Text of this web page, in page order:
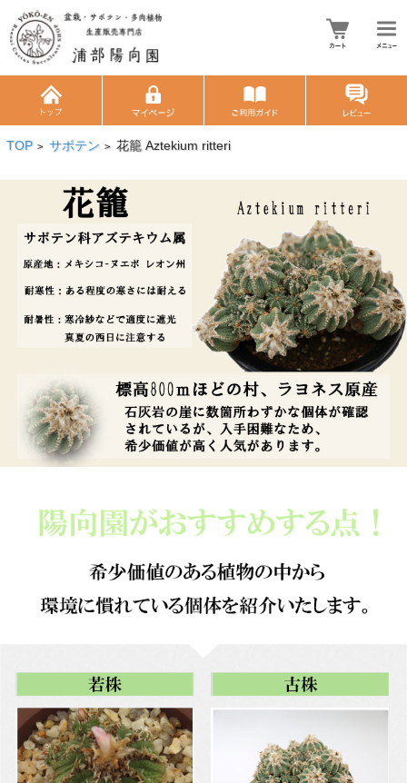
TOP > サボテン > 花籠 Aztekium ritteri